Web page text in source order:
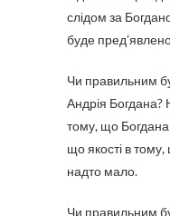
слідом за
буде
Чи правильним
Андрія Богдана?
тому, що Богдана
що якості в
надто мало.
Чи правильним